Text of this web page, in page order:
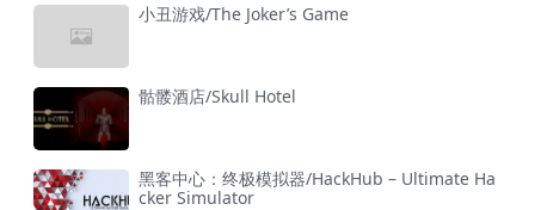
小丑游戏/The Joker’s Game
骷髅酒店/Skull Hotel
黑客中心：终极模拟器/HackHub – Ultimate Ha
cker Simulator